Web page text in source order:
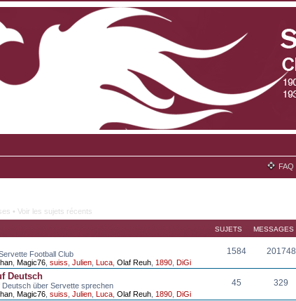
FAQ
• Voir les sujets récents
SUJETS MESSAGES
Football Club
Magic76 suiss Julien Luca Olaf Reuh 1890 DiGi
1584 201748
Deutsch
Deutsch über Servette sprechen
Magic76 suiss Julien Luca Olaf Reuh 1890 DiGi
45 329